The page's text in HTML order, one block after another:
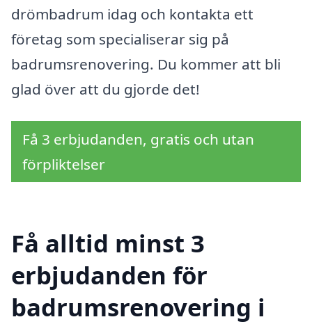
drömbadrum idag och kontakta ett
företag som specialiserar sig på
badrumsrenovering. Du kommer att bli
glad över att du gjorde det!
Få 3 erbjudanden, gratis och utan
förpliktelser
Få alltid minst 3
erbjudanden för
badrumsrenovering i